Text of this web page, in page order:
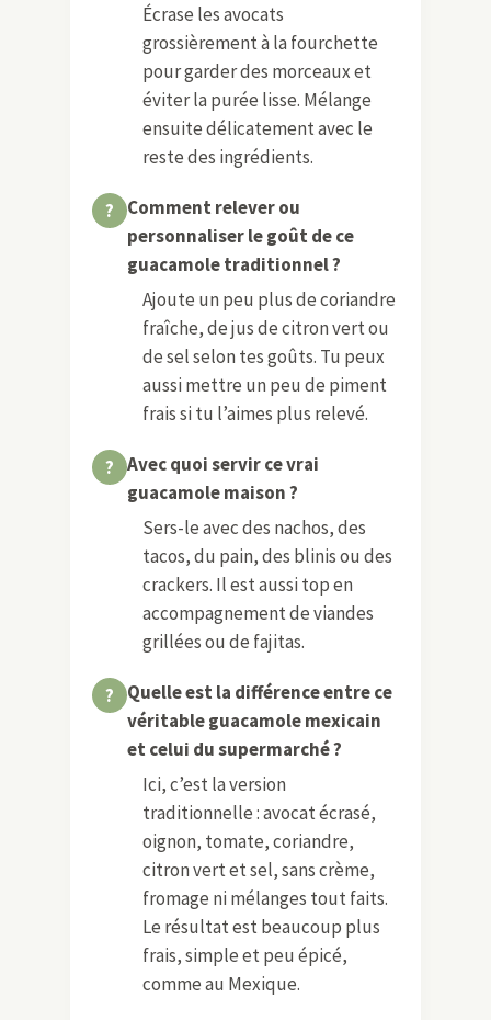
Écrase les avocats
grossièrement à la fourchette
pour garder des morceaux et
éviter la purée lisse. Mélange
ensuite délicatement avec le
reste des ingrédients.
Comment relever ou
personnaliser le goût de ce
guacamole traditionnel ?
Ajoute un peu plus de coriandre
fraîche, de jus de citron vert ou
de sel selon tes goûts. Tu peux
aussi mettre un peu de piment
frais si tu l’aimes plus relevé.
Avec quoi servir ce vrai
guacamole maison ?
Sers-le avec des nachos, des
tacos, du pain, des blinis ou des
crackers. Il est aussi top en
accompagnement de viandes
grillées ou de fajitas.
Quelle est la différence entre ce
véritable guacamole mexicain
et celui du supermarché ?
Ici, c’est la version
traditionnelle : avocat écrasé,
oignon, tomate, coriandre,
citron vert et sel, sans crème,
fromage ni mélanges tout faits.
Le résultat est beaucoup plus
frais, simple et peu épicé,
comme au Mexique.